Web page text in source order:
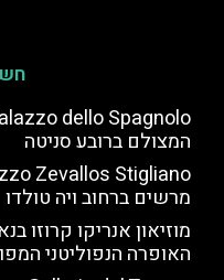
המצולם ברובע סניטה
מרשים ברחוב ויה טולדו
מוזיאון אנריקו קרוזו
האופרה הנפוליטני